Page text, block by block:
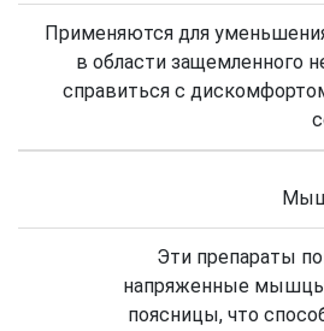
Применяются для
в области защемленного
справиться с
Эти препараты
напряженные
поясницы, что